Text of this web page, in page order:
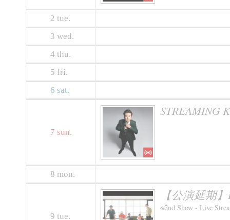
2 tue.
3 wed.
4 thu.
5 fri.
6 sat.
7 sun.
STREAMING
8 mon.
9 tue.
【公演延期
※2nd Show - Live